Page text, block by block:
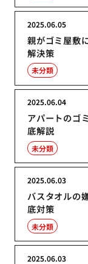
親がゴミ屋敷
解決策
2025.06.05
未分類
アパートのゴ
底解説
2025.06.04
未分類
バスタオルの
底対策
2025.06.03
未分類
2025.06.03